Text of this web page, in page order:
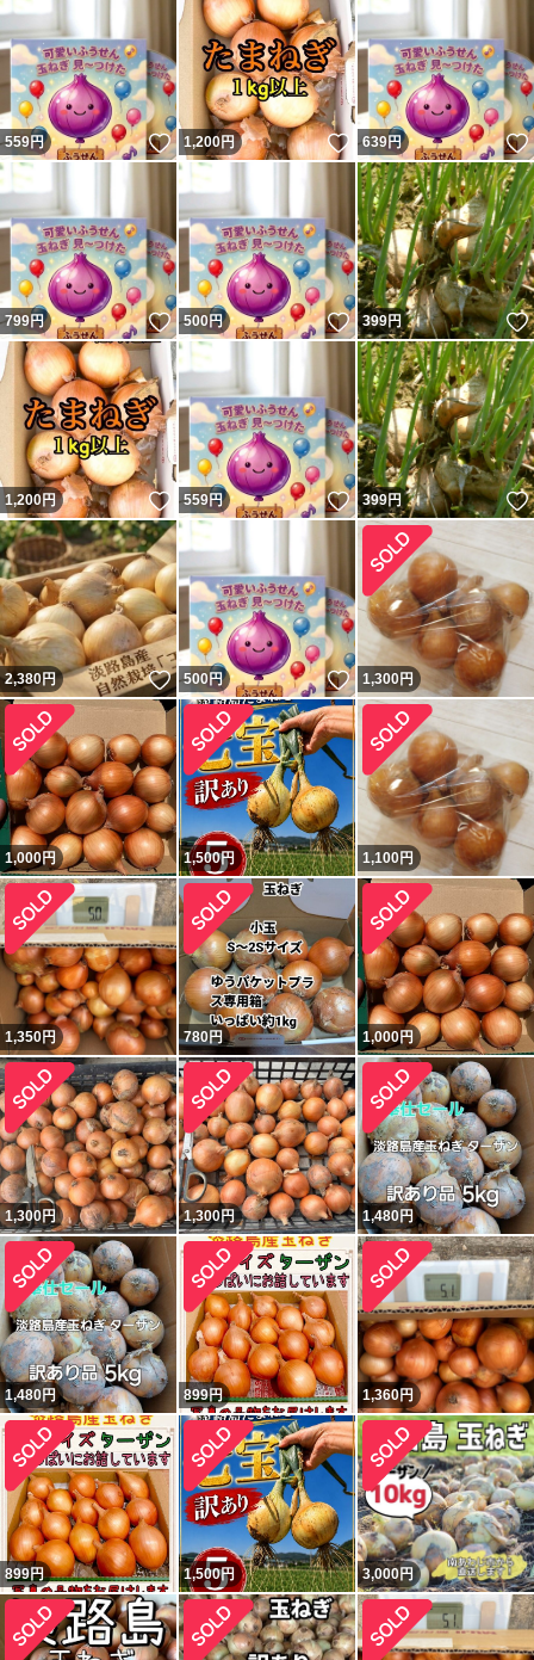
559円 いいね！
1,200円 いいね！
639円
799円 いいね！
500円 いいね！
399円
1,200円 いいね！
559円 いいね！
399円
2,380円 いいね！
500円 いいね！
1,300円
1,000円 1,500円 1,100円
1,350円 780円 1,000円
1,300円 1,300円 1,480円
1,480円 899円 1,360円
899円 1,500円 3,000円